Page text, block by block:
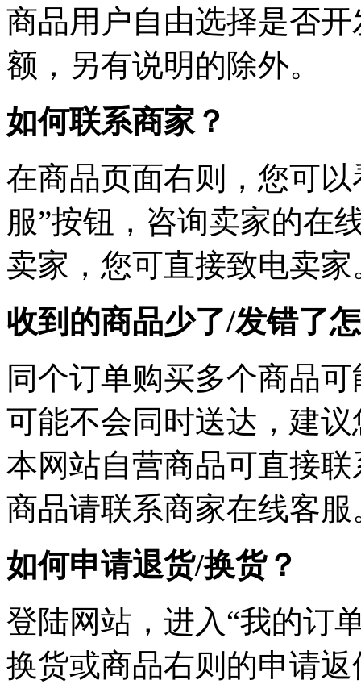
商品用户自由选择是否
额，另有说明的除外。
如何联系商家？
在商品页面右则，您可
服”按钮，咨询卖家的在
卖家，您可直接致电卖家
收到的商品少了/发错了
同个订单购买多个商品
可能不会同时送达，建
本网站自营商品可直接
商品请联系商家在线客服
如何申请退货/换货？
登陆网站，进入“我的订
换货或商品右则的申请